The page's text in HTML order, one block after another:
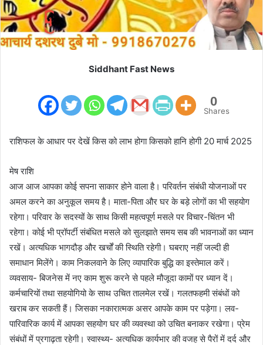
Siddhant Fast News
0
Shares
राशिफल के आधार पर देखें किस को लाभ होगा किसको हानि होगी 20 मार्च 2025
मेष राशि
आज आज आपका कोई सपना साकार होने वाला है। परिवर्तन संबंधी योजनाओं पर
अमल करने का अनुकूल समय है। माता-पिता और घर के बड़े लोगों का भी सहयोग
रहेगा। परिवार के सदस्यों के साथ किसी महत्वपूर्ण मसले पर विचार-चिंतन भी
रहेगा। कोई भी प्रॉपर्टी संबंधित मसले को सुलझाते समय सब की भावनाओं का ध्यान
रखें। अत्यधिक भागदौड़ और खर्चों की स्थिति रहेगी। घबराए नहीं जल्दी ही
समाधान मिलेंगे। काम निकलवाने के लिए व्यापारिक बुद्धि का इस्तेमाल करें।
व्यवसाय- बिजनेस में नए काम शुरू करने से पहले मौजूदा कामों पर ध्यान दें।
कर्मचारियों तथा सहयोगियो के साथ उचित तालमेल रखें। गलतफहमी संबंधों को
खराब कर सकती हैं। जिसका नकारात्मक असर आपके काम पर पड़ेगा। लव-
पारिवारिक कार्य में आपका सहयोग घर की व्यवस्था को उचित बनाकर रखेगा। प्रेम
संबंधों में प्रगाढ़ता रहेगी। स्वास्थ्य- अत्यधिक कार्यभार की वजह से पैरों में दर्द और